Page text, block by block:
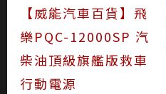
【威能汽車百貨】飛
樂PQC-12000SP 汽
柴油頂級旗艦版救車
行動電源